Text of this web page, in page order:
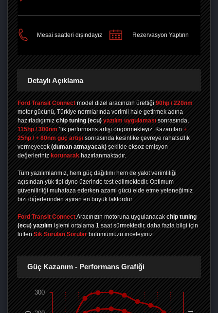
Mesai saatleri dışındayız Rezervasyon Yaptırın
Detaylı Açıklama
Ford Transit Connect model dizel aracınızın ürettiği 90hp / 220nm
motor gücünü, Türkiye normlarında verimli hale getirmek adına
hazırladıgımız chip tuning (ecu) yazılım uygulaması sonrasında,
115hp / 300nm ’lik performans artışı öngörmekteyiz. Kazanılan +
25hp / + 80nm güç artışı sonrasında kesinlike çevreye rahatsızlık
vermeyecek (duman atmayacak) şekilde eksoz emisyon
değerleriniz korunarak hazırlanmaktadır.
Tüm yazılımlarımız, hem güç dağıtımı hem de yakıt verimliliği
açısından yük tipi dyno üzerinde test edilmektedir. Optimum
güvenilirliği muhafaza ederken azami gücü elde etme yeteneğimiz
bizi diğerlerinden ayıran en büyük faktördür.
Ford Transit ConnectAracınızın motoruna uygulanacak chip tuning
(ecu) yazılım işlemi ortalama 1 saat sürmektedir, daha fazla bilgi için
lütfen Sık Sorulan Sorular bölümümüzü inceleyiniz.
Güç Kazanım - Performans Grafiği
300